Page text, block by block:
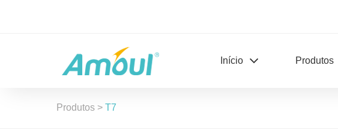
Início Produtos
Produtos >T7